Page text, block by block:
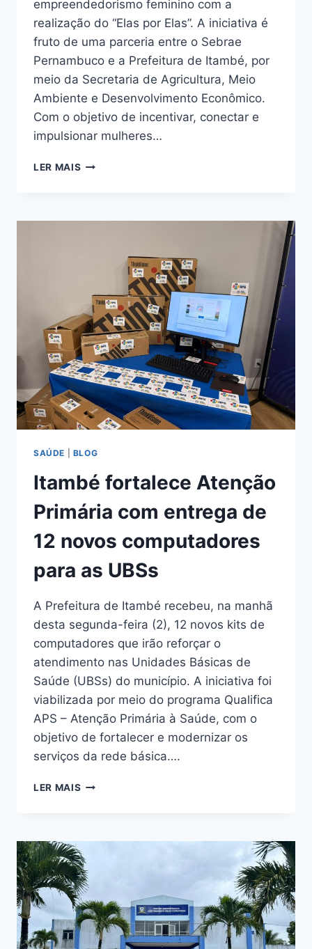
empreendedorismo feminino com a
realização do “Elas por Elas”. A iniciativa é
fruto de uma parceria entre o Sebrae
Pernambuco e a Prefeitura de Itambé, por
meio da Secretaria de Agricultura, Meio
Ambiente e Desenvolvimento Econômico.
Com o objetivo de incentivar, conectar e
impulsionar mulheres…
LER MAIS
SAÚDE BLOG
Itambé fortalece Atenção
Primária com entrega de
12 novos computadores
para as UBSs
A Prefeitura de Itambé recebeu, na manhã
desta segunda-feira (2), 12 novos kits de
computadores que irão reforçar o
atendimento nas Unidades Básicas de
Saúde (UBSs) do município. A iniciativa foi
viabilizada por meio do programa Qualifica
APS – Atenção Primária à Saúde, com o
objetivo de fortalecer e modernizar os
serviços da rede básica….
LER MAIS